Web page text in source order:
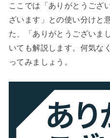
ここでは「ありがとうござ
ざいます」との使い分けと
た、「ありがとうございま
いても解説します。何気な
ってみましょう。